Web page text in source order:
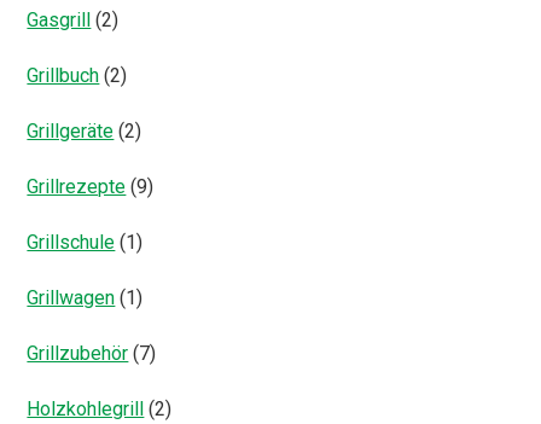
Gasgrill (2)
Grillbuch (2)
Grillgeräte (2)
Grillrezepte (9)
Grillschule (1)
Grillwagen (1)
Grillzubehör (7)
Holzkohlegrill (2)